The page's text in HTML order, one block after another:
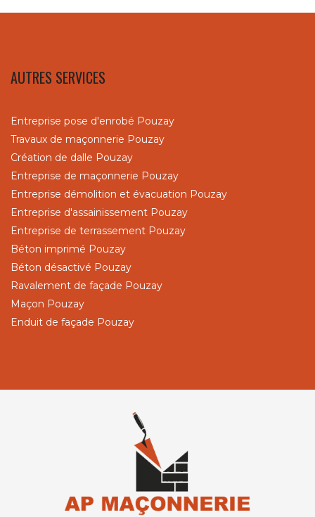
AUTRES SERVICES
Entreprise pose d'enrobé Pouzay
Travaux de maçonnerie Pouzay
Création de dalle Pouzay
Entreprise de maçonnerie Pouzay
Entreprise démolition et évacuation Pouzay
Entreprise d'assainissement Pouzay
Entreprise de terrassement Pouzay
Béton imprimé Pouzay
Béton désactivé Pouzay
Ravalement de façade Pouzay
Maçon Pouzay
Enduit de façade Pouzay